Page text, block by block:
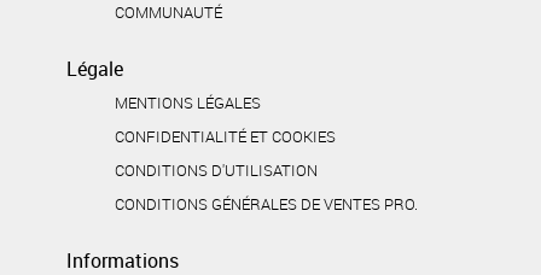
COMMUNAUTÉ
Légale
MENTIONS LÉGALES
CONFIDENTIALITÉ ET COOKIES
CONDITIONS D'UTILISATION
CONDITIONS GÉNÉRALES DE VENTES PRO.
Informations